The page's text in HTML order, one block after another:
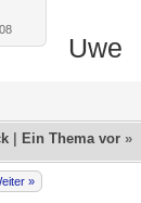
Uwe
Ein Thema vor »
»